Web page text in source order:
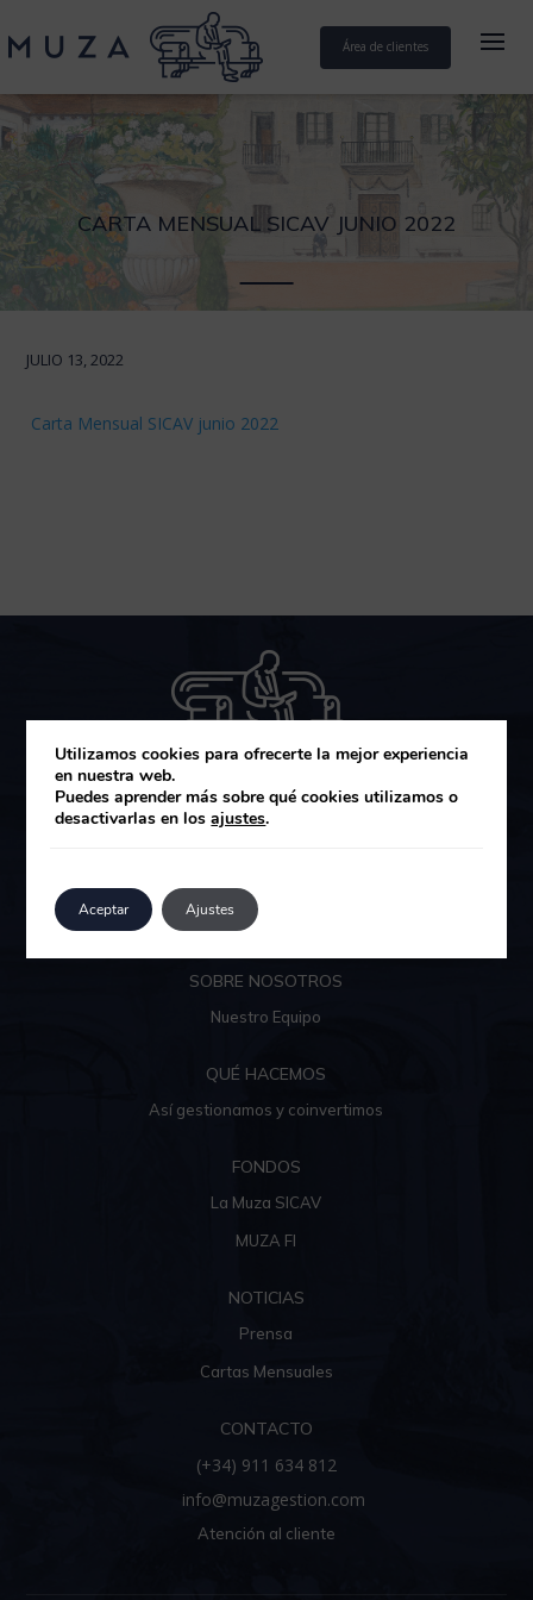
Área de clientes
CARTA MENSUAL SICAV JUNIO 2022
JULIO 13, 2022
Carta Mensual SICAV junio 2022
MUZA GESTIÓN DE ACTIVOS SGIIC
Área de clientes
SOBRE NOSOTROS
Nuestro Equipo
QUÉ HACEMOS
Así gestionamos y coinvertimos
FONDOS
La Muza SICAV
MUZA FI
NOTICIAS
Prensa
Cartas Mensuales
CONTACTO
(+34) 911 634 812
info@muzagestion.com
Atención al cliente
Utilizamos cookies para ofrecerte la mejor experiencia
en nuestra web.
Puedes aprender más sobre qué cookies utilizamos o
desactivarlas en losajustes.
Aceptar Ajustes